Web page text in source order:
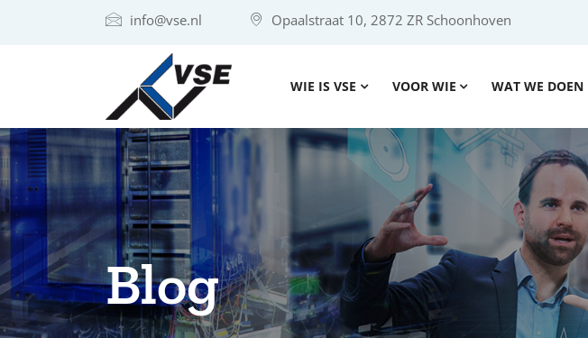
info@vse.nl Opaalstraat 10, 2872 ZR Schoonhoven
WIE IS VSE VOOR WIE WAT WE DOEN
Blog